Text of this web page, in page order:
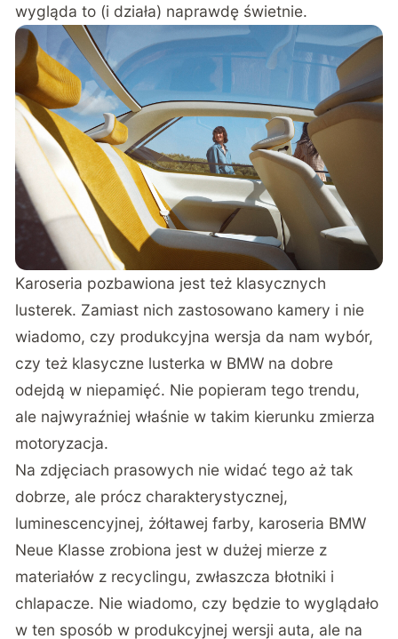
wygląda to (i działa) naprawdę świetnie.
Karoseria pozbawiona jest też klasycznych
lusterek. Zamiast nich zastosowano kamery i nie
wiadomo, czy produkcyjna wersja da nam wybór,
czy też klasyczne lusterka w BMW na dobre
odejdą w niepamięć. Nie popieram tego trendu,
ale najwyraźniej właśnie w takim kierunku zmierza
motoryzacja.
Na zdjęciach prasowych nie widać tego aż tak
dobrze, ale prócz charakterystycznej,
luminescencyjnej, żółtawej farby, karoseria BMW
Neue Klasse zrobiona jest w dużej mierze z
materiałów z recyclingu, zwłaszcza błotniki i
chlapacze. Nie wiadomo, czy będzie to wyglądało
w ten sposób w produkcyjnej wersji auta, ale na